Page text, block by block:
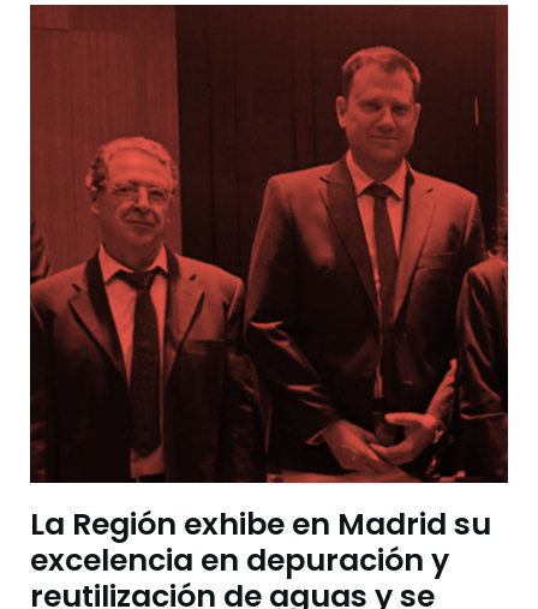
La Región exhibe en Madrid su
excelencia en depuración y
reutilización de aguas y se